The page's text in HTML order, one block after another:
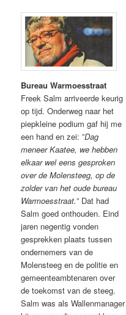
Bureau Warmoesstraat
Freek Salm arriveerde keurig
op tijd. Onderweg naar het
piepkleine podium gaf hij me
een hand en zei: ”Dag
meneer Kaatee, we hebben
elkaar wel eens gesproken
over de Molensteeg, op de
zolder van het oude bureau
Warmoesstraat.” Dat had
Salm goed onthouden. Eind
jaren negentig vonden
gesprekken plaats tussen
ondernemers van de
Molensteeg en de politie en
gemeenteambtenaren over
de toekomst van de steeg.
Salm was als Wallenmanager